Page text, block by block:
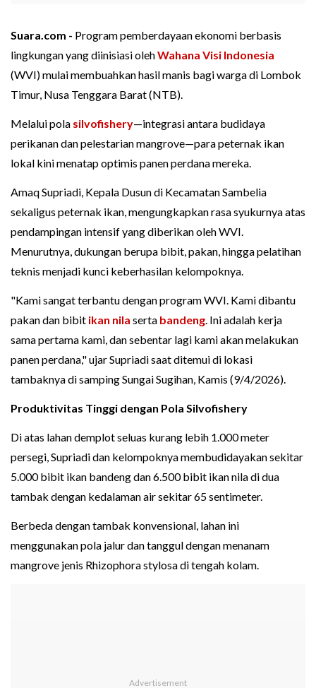
Suara.com - Program pemberdayaan ekonomi berbasis
lingkungan yang diinisiasi olehWahana Visi Indonesia
(WVI) mulai membuahkan hasil manis bagi warga di Lombok
Timur, Nusa Tenggara Barat (NTB).
Melalui pola silvofishery—integrasi antara budidaya
perikanan dan pelestarian mangrove—para peternak ikan
lokal kini menatap optimis panen perdana mereka.
Amaq Supriadi, Kepala Dusun di Kecamatan Sambelia
sekaligus peternak ikan, mengungkapkan rasa syukurnya atas
pendampingan intensif yang diberikan oleh WVI.
Menurutnya, dukungan berupa bibit, pakan, hingga pelatihan
teknis menjadi kunci keberhasilan kelompoknya.
"Kami sangat terbantu dengan program WVI. Kami dibantu
pakan dan bibit ikan nila serta bandeng. Ini adalah kerja
sama pertama kami, dan sebentar lagi kami akan melakukan
panen perdana," ujar Supriadi saat ditemui di lokasi
tambaknya di samping Sungai Sugihan, Kamis (9/4/2026).
Produktivitas Tinggi dengan Pola Silvofishery
Di atas lahan demplot seluas kurang lebih 1.000 meter
persegi, Supriadi dan kelompoknya membudidayakan sekitar
5.000 bibit ikan bandeng dan 6.500 bibit ikan nila di dua
tambak dengan kedalaman air sekitar 65 sentimeter.
Berbeda dengan tambak konvensional, lahan ini
menggunakan pola jalur dan tanggul dengan menanam
mangrove jenis Rhizophora stylosa di tengah kolam.